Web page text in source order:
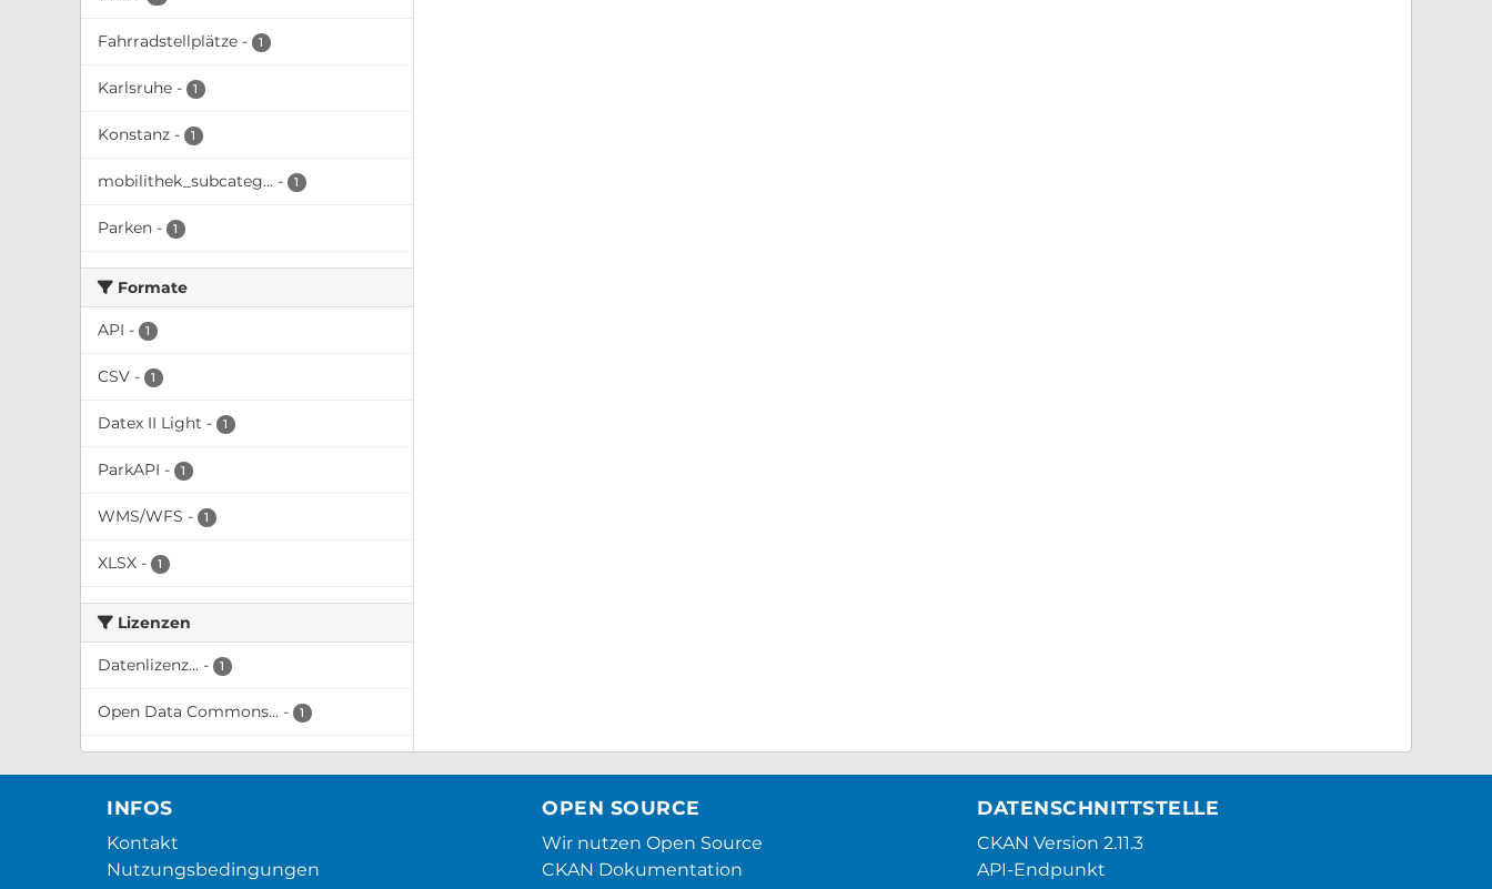
Fahrradstellplätze - 1
Karlsruhe - 1
Konstanz - 1
mobilithek_subcateg... - 1
Parken - 1
Formate
API - 1
CSV - 1
Datex II Light - 1
ParkAPI - 1
WMS/WFS - 1
XLSX - 1
Lizenzen
Datenlizenz... - 1
Open Data Commons... - 1
INFOS
Kontakt
Nutzungsbedingungen
OPEN SOURCE
Wir nutzen Open Source
CKAN Dokumentation
DATENSCHNITTSTELLE
CKAN Version 2.11.3
API-Endpunkt